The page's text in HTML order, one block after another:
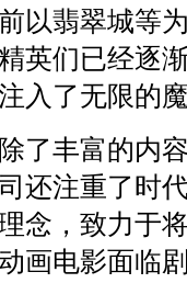
以翡翠城等
英们已经逐
入了无限的
除了丰富的内
还注重了时
念，致力于
画电影面临